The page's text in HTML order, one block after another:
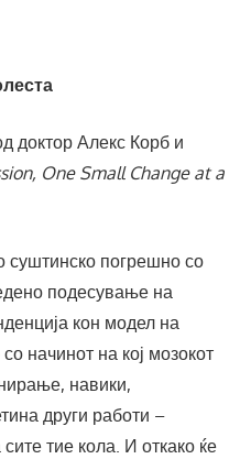
доктор Алекс Корб и
One Small Change at a
суштинско погрешно со
подесување на
кон модел на
начинот на кој мозокот
навики,
други работи –
тие кола. И откако ќе